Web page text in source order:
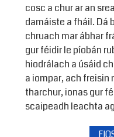
cosc ​​a chur ar an
damáiste a fháil. Dá
chruach mar ábhar
gur féidir le píobán
hiodrálach a úsáid
a iompar, ach freisin
tharchur, ionas gur
scaipeadh leachta